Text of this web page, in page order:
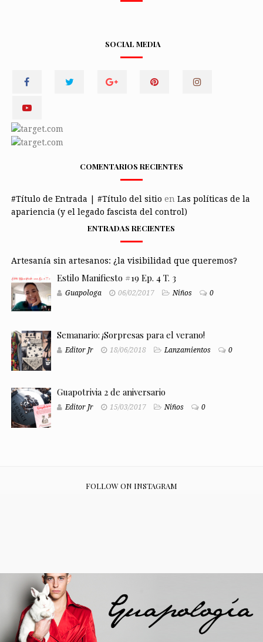
SOCIAL MEDIA
COMENTARIOS RECIENTES
#Título de Entrada | #Título del sitio en Las políticas de la
apariencia (y el legado fascista del control)
ENTRADAS RECIENTES
Artesanía sin artesanos: ¿la visibilidad que queremos?
Estilo Manifiesto #19 Ep. 4 T. 3
Guapologa 06/02/2017 Niños 0
Semanario: ¡Sorpresas para el verano!
Editor Jr 18/06/2018 Lanzamientos 0
Guapotrivia 2 de aniversario
Editor Jr 15/03/2017 Niños 0
FOLLOW ON INSTAGRAM